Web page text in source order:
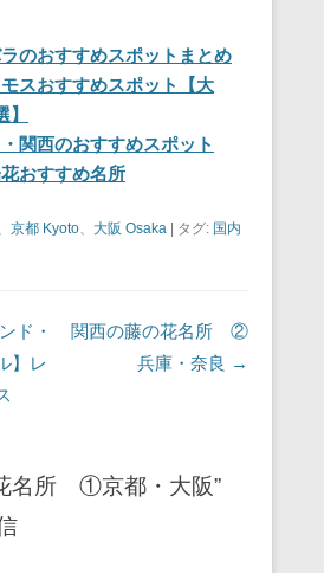
e
st
n
a
ラのおすすめスポットまとめ
スおすすめスポット【大
関西のおすすめスポット
おすすめ名所
京都 Kyoto 大阪 Osaka | タグ: 国内
ン
ド・
】レ
関西の藤の花名所 ②
兵庫・奈良 →
名所 ①京都・大阪”